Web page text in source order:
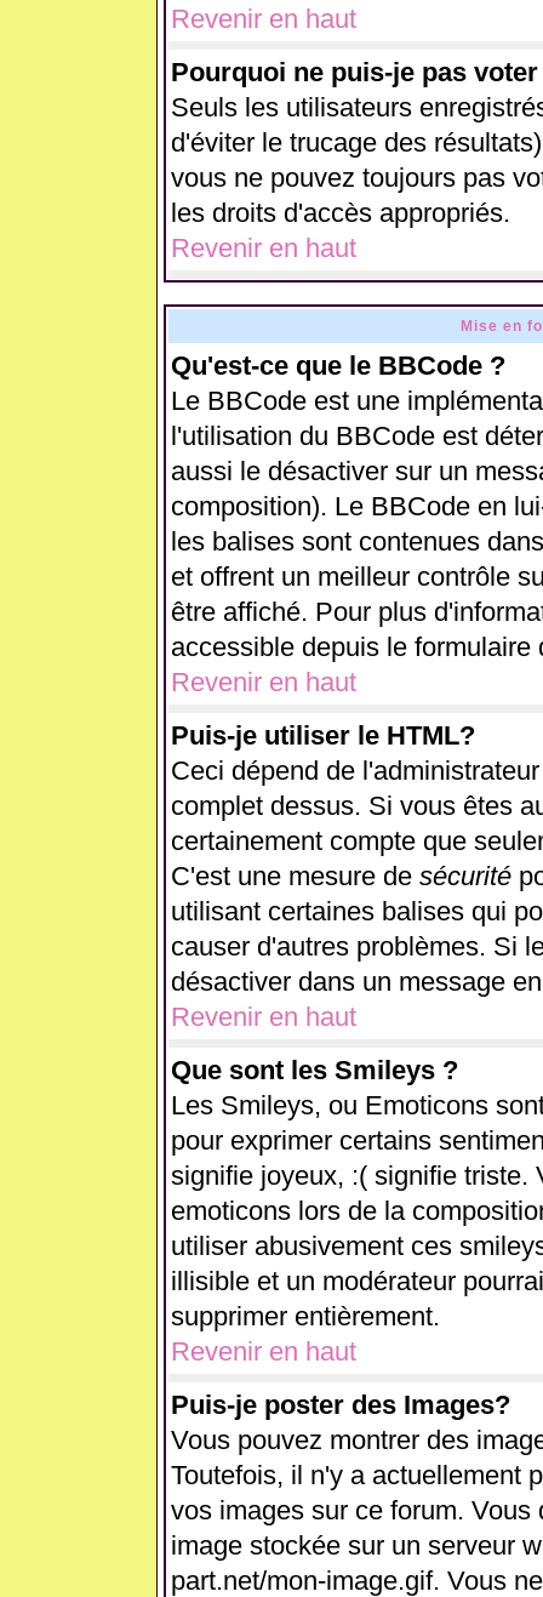
Revenir en haut
Pourquoi ne puis-je pas
Seuls les utilisateurs
d'éviter le trucage des
vous ne pouvez toujours pas
les droits d'accès appropriés.
Revenir en haut
Mise en
Qu'est-ce que le BBCode ?
Le BBCode est une
l'utilisation du BBCode est
aussi le désactiver sur un
composition). Le BBCode en
les balises sont contenues
et offrent un meilleur contrôle
être affiché. Pour plus
accessible depuis le formulaire
Revenir en haut
Puis-je utiliser le HTML?
Ceci dépend de
complet dessus. Si vous êtes
certainement compte que
C'est une mesure de sécurité
utilisant certaines balises qui
causer d'autres problèmes. Si
désactiver dans un message
Revenir en haut
Que sont les Smileys ?
Les Smileys, ou Emoticons
pour exprimer certains
signifie joyeux, :( signifie triste.
emoticons lors de la
utiliser abusivement ces
illisible et un modérateur
supprimer entièrement.
Revenir en haut
Puis-je poster des Images?
Vous pouvez montrer des
Toutefois, il n'y a actuellement
vos images sur ce forum.
image stockée sur un serveur
part.net/mon-image.gif. Vous